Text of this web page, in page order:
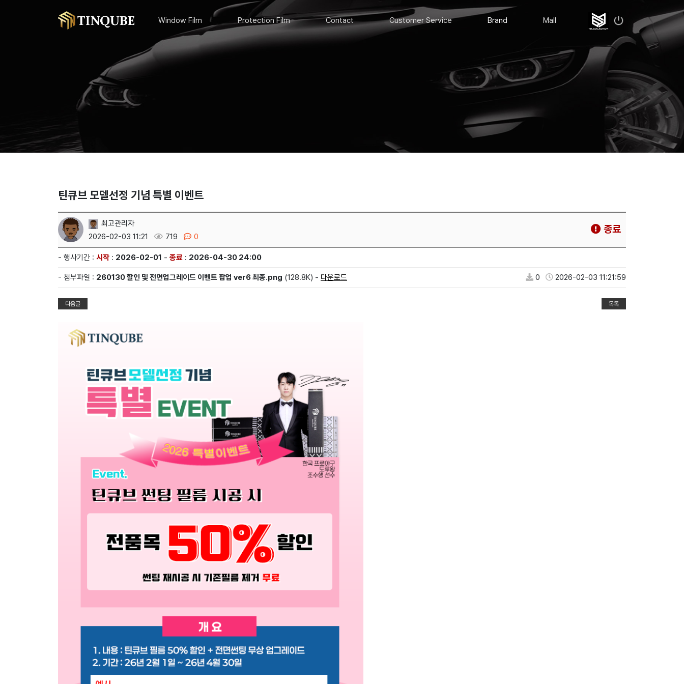
Window Film Protection Film Contact Customer Service Brand Mall
틴큐브 모델선정 기념 특별 이벤트
최고관리자
2026-02-03 11:21
719 0
종료
- 행사기간 : 시작 : 2026-02-01 - 종료 : 2026-04-30 24:00
- 첨부파일 : 260130 할인 및 전면업그레이드 이벤트 팝업 ver6 최종.png (128.8K) - 다운로드 0 2026-02-03 11:21:59
다음글 목록